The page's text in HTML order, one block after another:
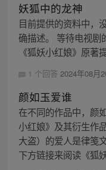
妖狐中的龙神
目前提供的资料中，
确描述。 等待电视剧
《狐妖小红娘》原著
1 个回答 2024年08月
颜如玉爱谁
在不同的作品中，颜
小红娘》及其衍生作
大盗）的爱人是律笺
下方链接来阅读《狐